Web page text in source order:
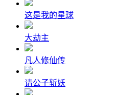
这是我的星球
大劫主
凡人修仙传
请公子斩妖